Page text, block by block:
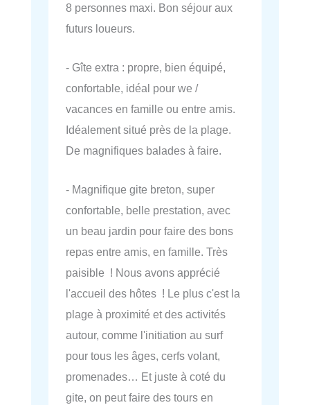
8 personnes maxi. Bon séjour aux
futurs loueurs.
- Gîte extra : propre, bien équipé,
confortable, idéal pour we /
vacances en famille ou entre amis.
Idéalement situé près de la plage.
De magnifiques balades à faire.
- Magnifique gite breton, super
confortable, belle prestation, avec
un beau jardin pour faire des bons
repas entre amis, en famille. Très
paisible ! Nous avons apprécié
l'accueil des hôtes ! Le plus c'est la
plage à proximité et des activités
autour, comme l'initiation au surf
pour tous les âges, cerfs volant,
promenades… Et juste à coté du
gite, on peut faire des tours en